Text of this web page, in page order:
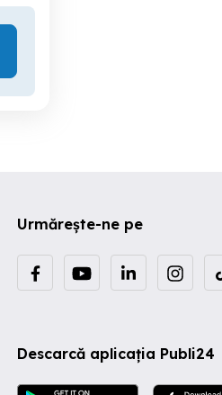
Urmărește-ne pe
Descarcă aplicația Publi24